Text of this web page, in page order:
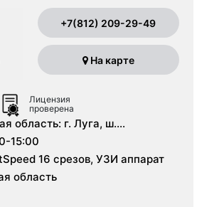
+7(812) 209-29-49
На карте
Лицензия
проверена
область: г. Луга, ш.
15:00
16 срезов, УЗИ аппарат
область